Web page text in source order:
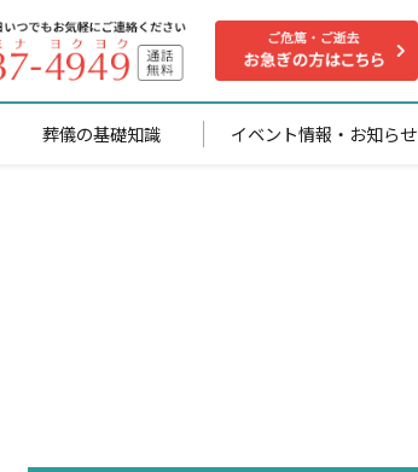
葬儀の基礎知識 イベント情報・お知らせ